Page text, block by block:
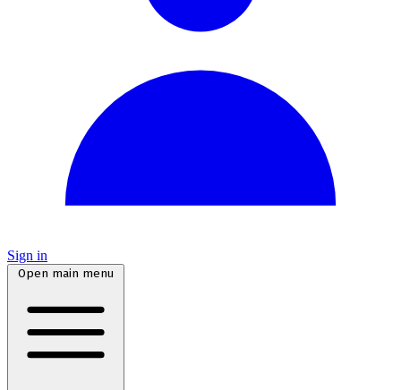
Sign in
Open main menu